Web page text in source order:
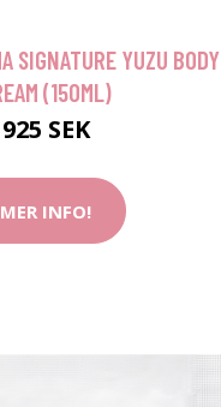
SIGNATURE YUZU BODY
(150ML)
925 SEK
MER INFO!